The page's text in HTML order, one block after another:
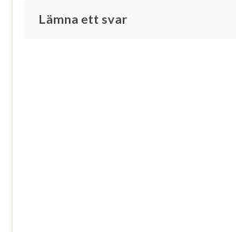
Lämna ett svar